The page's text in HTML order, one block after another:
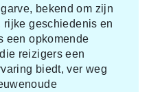
bekend om zijn
geschiedenis en
een opkomende
reizigers een
biedt, ver weg